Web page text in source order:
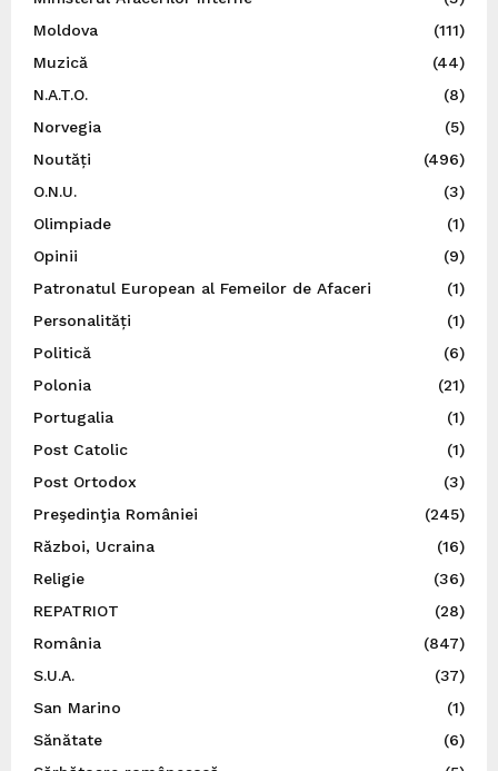
Moldova
(111)
Muzică
(44)
N.A.T.O.
(8)
Norvegia
(5)
Noutăți
(496)
O.N.U.
(3)
Olimpiade
(1)
Opinii
(9)
Patronatul European al Femeilor de Afaceri
(1)
Personalități
(1)
Politică
(6)
Polonia
(21)
Portugalia
(1)
Post Catolic
(1)
Post Ortodox
(3)
Preşedinţia României
(245)
Război, Ucraina
(16)
Religie
(36)
REPATRIOT
(28)
România
(847)
S.U.A.
(37)
San Marino
(1)
Sănătate
(6)